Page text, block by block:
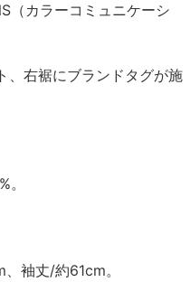
（カラーコミュニケーシ
、右裾にブランドタグが施
袖丈/約61cm。